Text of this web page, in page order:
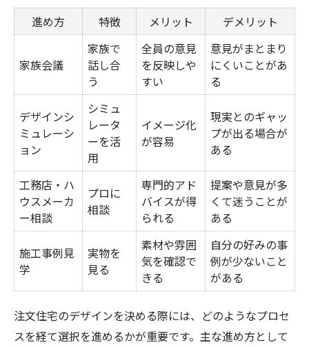
進め方 特徴 メリット デメリット
家族会議
家族で
話し合
う
全員の意見
を反映しや
すい
意見がまとまり
にくいことがあ
る
デザインシ
ミュレーシ
ョン
シミュ
レータ
ーを活
用
イメージ化
が容易
現実とのギャッ
プが出る場合が
ある
工務店・ハ
ウスメーカ
ー相談
プロに
相談
専門的アド
バイスが得
られる
提案や意見が多
くて迷うことが
ある
施工事例見
学
実物を
見る
素材や雰囲
気を確認で
きる
自分の好みの事
例が少ないこと
がある
注文住宅のデザインを決める際には、どのようなプロセ
スを経て選択を進めるかが重要です。主な進め方として